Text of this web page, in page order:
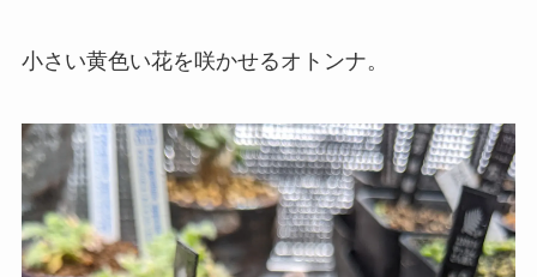
小さい黄色い花を咲かせるオトンナ。